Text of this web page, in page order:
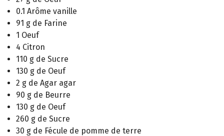
0.1 Arôme vanille
91 g de Farine
1 Oeuf
4 Citron
110 g de Sucre
130 g de Oeuf
2 g de Agar agar
90 g de Beurre
130 g de Oeuf
260 g de Sucre
30 g de Fécule de pomme de terre